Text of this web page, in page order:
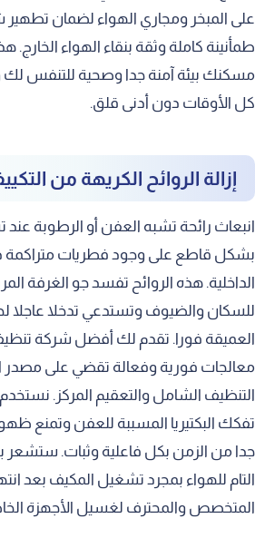
على المبخر ومجاري الهواء لضمان
طمأنينة كاملة وثقة بنقاء الهواء الخارج.
مسكنك بيئة آمنة جدا وصحية للتنفس لك
كل الأوقات دون أدنى قلق.
إزالة الروائح الكريهة من
انبعاث رائحة تشبه العفن أو الرطوبة
بشكل قاطع على وجود فطريات متراكمة
الداخلية. هذه الروائح تفسد جو الغرفة
للسكان والضيوف وتستدعي تدخلا عاجلا
العميقة فورا. تقدم لك أفضل شركة
معالجات فورية وفعالة تقضي على مصدر
التنظيف الشامل والتعقيم المركز. نستخدم
تفكك البكتيريا المسببة للعفن وتمنع
جدا من الزمن بكل فاعلية وثبات. ستشعر
التام للهواء بمجرد تشغيل المكيف بعد
المتخصص والمحترف لغسيل الأجهزة